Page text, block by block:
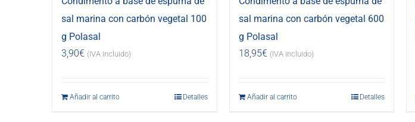
sal marina con carbón vegetal 100
g Polasal
3,90€ (IVA incluido)
Añadir al carrito Detalles
sal marina con carbón vegetal 600
g Polasal
18,95€ (IVA incluido)
Añadir al carrito Detalles